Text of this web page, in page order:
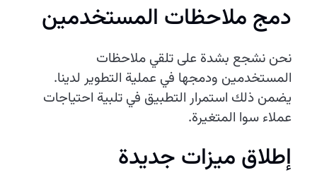
دمج ملاحظات المستخدمين
نحن نشجع بشدة على تلقي ملاحظات
المستخدمين ودمجها في عملية التطوير لدينا.
يضمن ذلك استمرار التطبيق في تلبية احتياجات
عملاء سوا المتغيرة.
إطلاق ميزات جديدة